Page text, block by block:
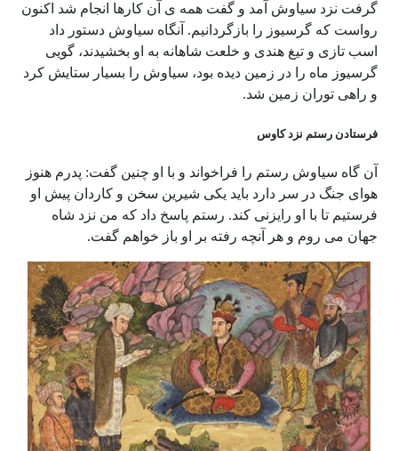
گرفت نزد سیاوش آمد و گفت همه ی آن کارها انجام شد اکنون
رواست که گرسیوز را بازگردانیم. آنگاه سیاوش دستور داد
اسب تازی و تیغ هندی و خلعت شاهانه به او بخشیدند، گویی
گرسیوز ماه را در زمین دیده بود، سیاوش را بسیار ستایش کرد
و راهی توران زمین شد.
فرستادن رستم نزد کاوس
آن گاه سیاوش رستم را فراخواند و با او چنین گفت: پدرم هنوز
هوای جنگ در سر دارد باید یکی شیرین سخن و کاردان پیش او
فرستیم تا با او رایزنی کند. رستم پاسخ داد که من نزد شاه
جهان می روم و هر آنچه رفته بر او باز خواهم گفت.